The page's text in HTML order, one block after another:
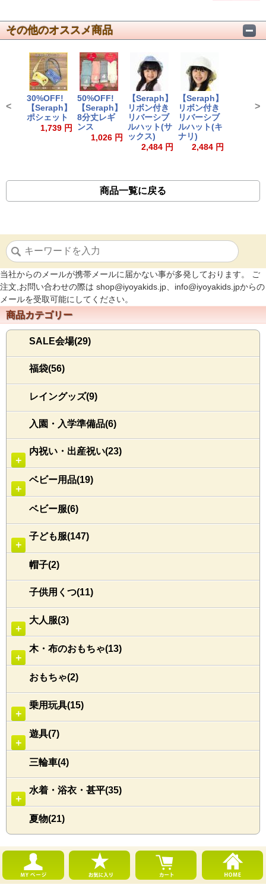
その他のオススメ商品
30%OFF!
【Seraph】
ポシェット
1,739 円
50%OFF!
【Seraph】
8分丈レギ
ンス
1,026 円
【Seraph】
リボン付き
リバーシブ
ルハット(サ
ックス)
2,484 円
【Seraph】
リボン付き
リバーシブ
ルハット(キ
ナリ)
2,484 円
< >
商品一覧に戻る
当社からのメールが携帯メールに届かない事が多発しております。 ご
注文,お問い合わせの際は shop@iyoyakids.jp、info@iyoyakids.jpからの
メールを受取可能にしてください。
商品カテゴリー
SALE会場(29)
福袋(56)
レイングッズ(9)
入園・入学準備品(6)
＋
内祝い・出産祝い(23)
＋
ベビー用品(19)
ベビー服(6)
＋
子ども服(147)
帽子(2)
子供用くつ(11)
＋
大人服(3)
＋
木・布のおもちゃ(13)
おもちゃ(2)
＋
乗用玩具(15)
＋
遊具(7)
三輪車(4)
＋
水着・浴衣・甚平(35)
夏物(21)